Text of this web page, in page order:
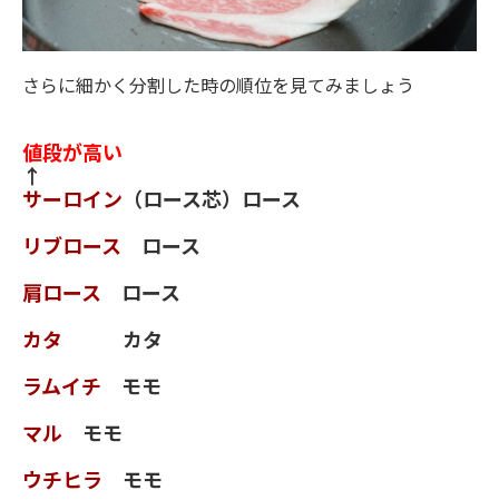
さらに細かく分割した時の順位を見てみましょう
値段が高い
↑
サーロイン （ロース芯）ロース
リブロース ロース
肩ロース ロース
カタ カタ
ラムイチ モモ
マル モモ
ウチヒラ モモ